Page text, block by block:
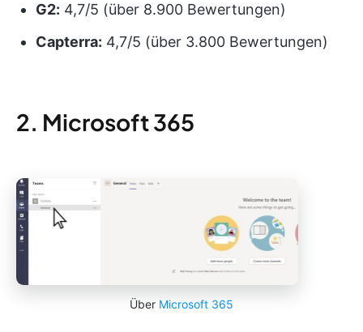
G2: 4,7/5 (über 8.900 Bewertungen)
Capterra: 4,7/5 (über 3.800 Bewertungen)
2. Microsoft 365
Über Microsoft 365